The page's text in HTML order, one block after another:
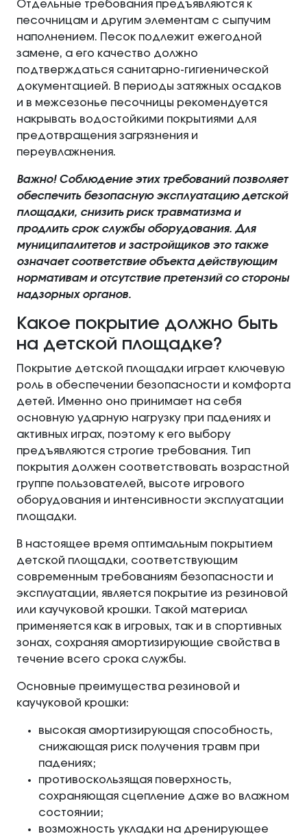
Отдельные требования предъявляются к
песочницам и другим элементам с сыпучим
наполнением. Песок подлежит ежегодной
замене, а его качество должно
подтверждаться санитарно-гигиенической
документацией. В периоды затяжных осадков
и в межсезонье песочницы рекомендуется
накрывать водостойкими покрытиями для
предотвращения загрязнения и
переувлажнения.
Важно! Соблюдение этих требований позволяет
обеспечить безопасную эксплуатацию детской
площадки, снизить риск травматизма и
продлить срок службы оборудования. Для
муниципалитетов и застройщиков это также
означает соответствие объекта действующим
нормативам и отсутствие претензий со стороны
надзорных органов.
Какое покрытие должно быть
на детской площадке?
Покрытие детской площадки играет ключевую
роль в обеспечении безопасности и комфорта
детей. Именно оно принимает на себя
основную ударную нагрузку при падениях и
активных играх, поэтому к его выбору
предъявляются строгие требования. Тип
покрытия должен соответствовать возрастной
группе пользователей, высоте игрового
оборудования и интенсивности эксплуатации
площадки.
В настоящее время оптимальным покрытием
детской площадки, соответствующим
современным требованиям безопасности и
эксплуатации, является покрытие из резиновой
или каучуковой крошки. Такой материал
применяется как в игровых, так и в спортивных
зонах, сохраняя амортизирующие свойства в
течение всего срока службы.
Основные преимущества резиновой и
каучуковой крошки:
высокая амортизирующая способность,
снижающая риск получения травм при
падениях;
противоскользящая поверхность,
сохраняющая сцепление даже во влажном
состоянии;
возможность укладки на дренирующее